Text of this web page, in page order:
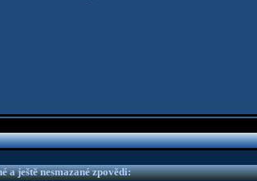
a ještě nesmazané zpovědi: